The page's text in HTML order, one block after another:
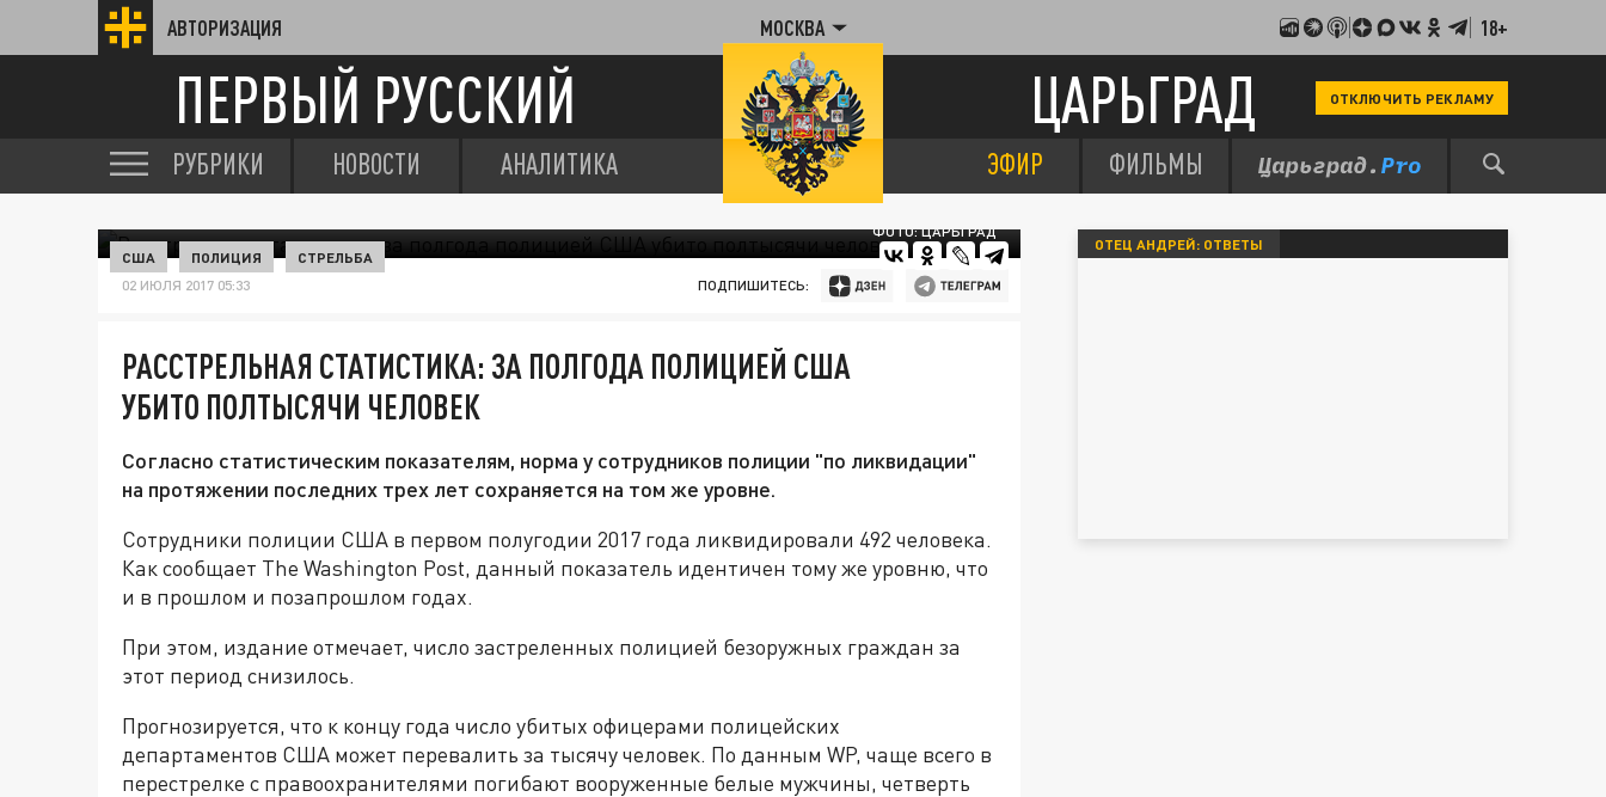
АВТОРИЗАЦИЯ МОСКВА 18+
ПЕРВЫЙ РУССКИЙ ЦАРЬГРАД ОТКЛЮЧИТЬ РЕКЛАМУ
РУБРИКИ НОВОСТИ АНАЛИТИКА ЭФИР ФИЛЬМЫ
ФОТО: ЦАРЬГРАД
США ПОЛИЦИЯ СТРЕЛЬБА
02 ИЮЛЯ 2017 05:33 ПОДПИШИТЕСЬ:
РАССТРЕЛЬНАЯ СТАТИСТИКА: ЗА ПОЛГОДА ПОЛИЦИЕЙ США
УБИТО ПОЛТЫСЯЧИ ЧЕЛОВЕК
Согласно статистическим показателям, норма у сотрудников полиции "по ликвидации"
на протяжении последних трех лет сохраняется на том же уровне.
Сотрудники полиции США в первом полугодии 2017 года ликвидировали 492 человека.
Как сообщает The Washington Post, данный показатель идентичен тому же уровню, что
и в прошлом и позапрошлом годах.
При этом, издание отмечает, число застреленных полицией безоружных граждан за
этот период снизилось.
Прогнозируется, что к концу года число убитых офицерами полицейских
департаментов США может перевалить за тысячу человек. По данным WP, чаще всего в
перестрелке с правоохранителями погибают вооруженные белые мужчины, четверть
ОТЕЦ АНДРЕЙ: ОТВЕТЫ